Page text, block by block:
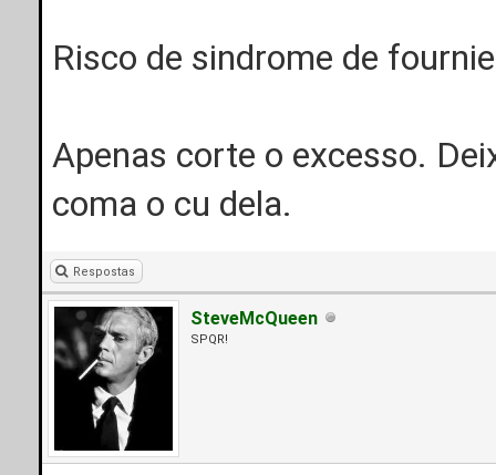
Risco de sindrome de
Apenas corte o excesso.
coma o cu dela.
Respostas
SteveMcQueen
SPQR!